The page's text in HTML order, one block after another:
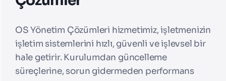
OS Yönetim Çözümleri hizmetimiz, işletmenizin
işletim sistemlerini hızlı, güvenli ve işlevsel bir
hale getirir. Kurulumdan güncelleme
süreçlerine, sorun gidermeden performans